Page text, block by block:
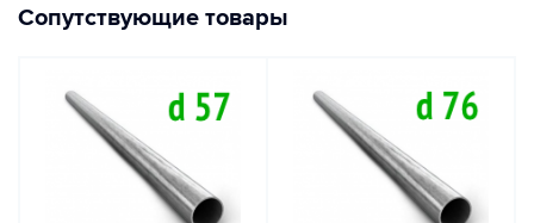
Сопутствующие товары